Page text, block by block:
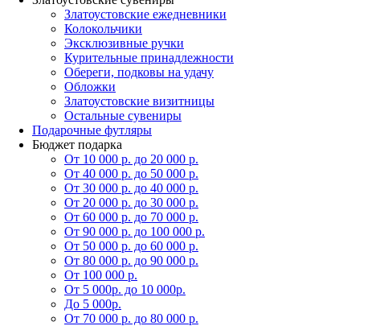
Златоустовские ежедневники
Колокольчики
Эксклюзивные ручки
Курительные принадлежности
Обереги, подковы на удачу
Обложки
Златоустовские визитницы
Остальные сувениры
Подарочные футляры
Бюджет подарка
От 10 000 р. до 20 000 р.
От 40 000 р. до 50 000 р.
От 30 000 р. до 40 000 р.
От 20 000 р. до 30 000 р.
От 60 000 р. до 70 000 р.
От 90 000 р. до 100 000 р.
От 50 000 р. до 60 000 р.
От 80 000 р. до 90 000 р.
От 100 000 р.
От 5 000р. до 10 000р.
До 5 000р.
От 70 000 р. до 80 000 р.